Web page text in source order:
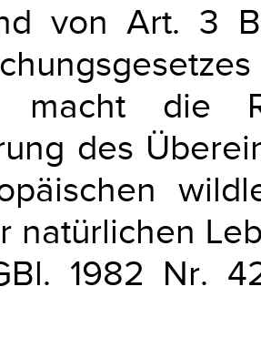
von Art. 3
macht die
des
natürlichen
1982 Nr.